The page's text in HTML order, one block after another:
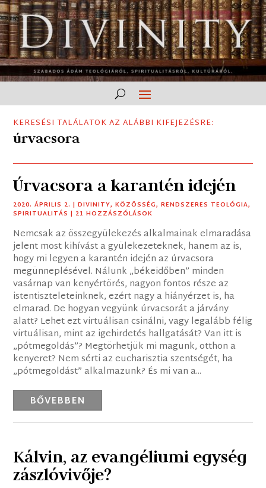
KERESÉSI TALÁLATOK AZ ALÁBBI KIFEJEZÉSRE:
úrvacsora
Úrvacsora a karantén idején
2020. ÁPRILIS 2. |DIVINITY,KÖZÖSSÉG,RENDSZERES TEOLÓGIA,
SPIRITUALITÁS | 21 HOZZÁSZÓLÁSOK
Nemcsak az összegyülekezés alkalmainak elmaradása
jelent most kihívást a gyülekezeteknek, hanem az is,
hogy mi legyen a karantén idején az úrvacsora
megünneplésével. Nálunk „békeidőben” minden
vasárnap van kenyértörés, nagyon fontos része az
istentiszteleteinknek, ezért nagy a hiányérzet is, ha
elmarad. De hogyan vegyünk úrvacsorát a járvány
alatt? Lehet ezt virtuálisan csinálni, vagy legalább félig
virtuálisan, mint az igehirdetés hallgatását? Van itt is
„pótmegoldás”? Megtörhetjük mi magunk, otthon a
kenyeret? Nem sérti az eucharisztia szentségét, ha
„pótmegoldást” alkalmazunk? És mi van a...
BŐVEBBEN
Kálvin, az evangéliumi egység
zászlóvivője?